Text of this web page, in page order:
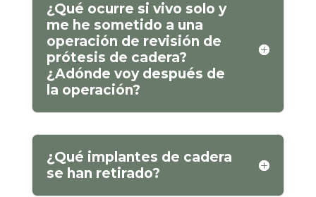
¿Qué ocurre si vivo solo y
me he sometido a una
operación de revisión de
prótesis de cadera?
¿Adónde voy después de
la operación?
¿Qué implantes de cadera
se han retirado?